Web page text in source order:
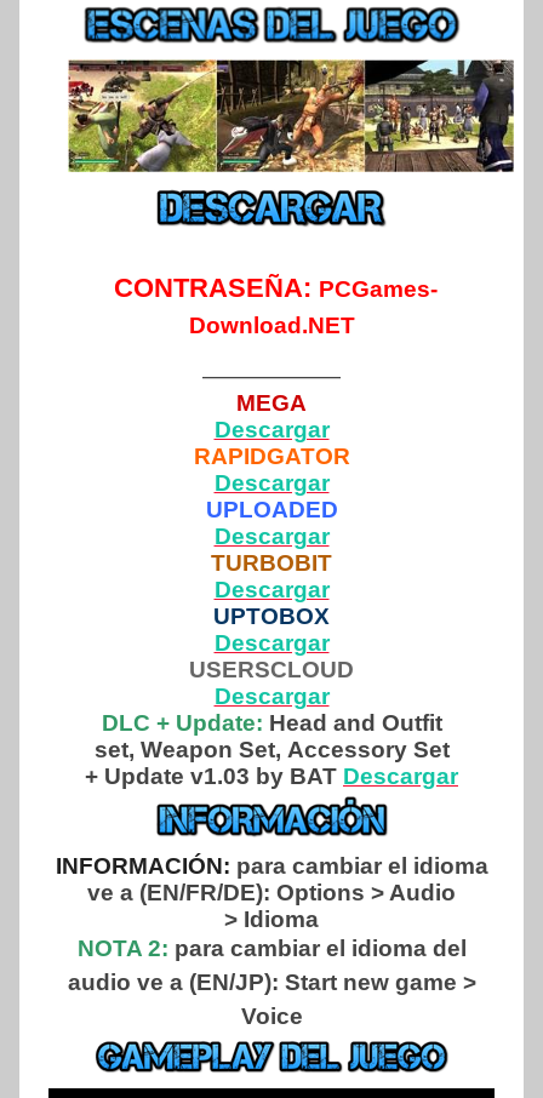
CONTRASEÑA: PCGames-
Download.NET
——————
MEGA
Descargar
RAPIDGATOR
Descargar
UPLOADED
Descargar
TURBOBIT
Descargar
UPTOBOX
Descargar
USERSCLOUD
Descargar
DLC + Update: Head and Outfit
set, Weapon Set, Accessory Set
+ Update v1.03 by BAT Descargar
INFORMACIÓN: para cambiar el idioma
ve a (EN/FR/DE): Options > Audio
> Idioma
NOTA 2: para cambiar el idioma del
audio ve a (EN/JP): Start new game >
Voice